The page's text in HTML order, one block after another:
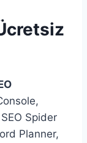
Spider
Planner,